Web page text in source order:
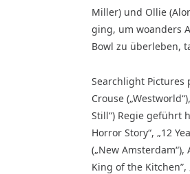
Miller) und Ollie
ging, um woanders
Bowl zu überleben,
Searchlight Pictures
Crouse
Still“) Regie geführt
Horror Story“, „12
(„New
King of the Kitchen”,